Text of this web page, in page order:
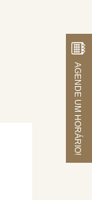
AGENDE UM HORÁRIO!